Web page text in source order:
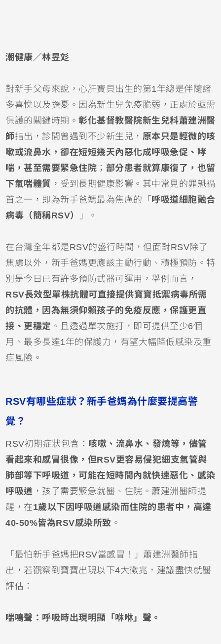
潮健康／林昱彣
對新手父母來說，心肝寶貝出生的第1年總是伴隨諸
多喜悅以及擔憂。因為新生兒免疫脆弱，正處於亟需
保護的關鍵時期。彰化基督教醫院新生兒科蕭建洲醫
師指出，診間曾遇到不少新生兒， 原本只是輕微的咳
嗽或流鼻水 ，卻在短短幾天內惡化成呼吸急促、哮
喘，甚至需要緊急住院 ； 部分患者就算康復了，也留
下氣喘體質 ，受到長期健康影響。其中常見的罪魁禍
首之一，即為新手爸媽最為焦慮的「 呼吸道細胞融合
病毒 （簡稱RSV） 」。
在台灣全年都是RSV的盛行時間，但面對RSV除了
焦慮以外，新手爸媽更應該主動行動、積極預防。特
別是今日已有許多預防武器可運用，舉例而言，
RSV長效型單株抗體可直接提供寶寶抵禦病毒所需
的抗體，因為無須仰賴孩子的免疫反應，保護更直
接、更穩定 。且透過單次施打，即可提供至少6個
月、最多長達1年的保護力，有望大幅降低感染及重
症風險。
RSV有哪些症狀？新手爸媽為什麼要提高警
覺？
RSV初期症狀包含： 咳嗽、流鼻水、 發燒等，儘管
看起來和感冒很像，但RSV更容易侵犯細支氣管與
肺部等下呼吸道，可能在短時間內就快速惡化、感染
呼吸道 ，孩子需要緊急就醫、住院。蕭建洲醫師提
醒，在1歲以下因 呼吸道感染而住院的患者中，高達
40-50%皆為RSV感染所致 。
「最怕新手爸媽把RSV當感冒！」蕭建洲醫師指
出，若觀察到寶寶出現以下4大徵兆，建議盡快就醫
評估：
喘鳴聲：呼吸時出現明顯「咻咻」聲。